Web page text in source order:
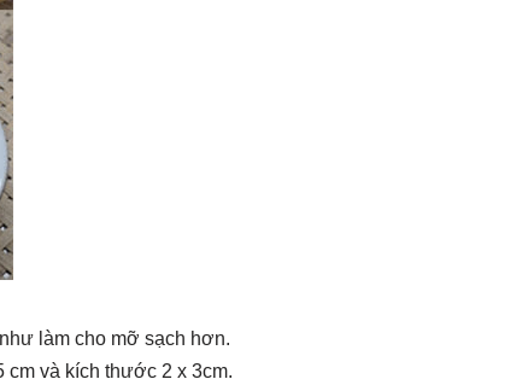
làm cho mỡ sạch hơn.
cm và kích thước 2 x 3cm.